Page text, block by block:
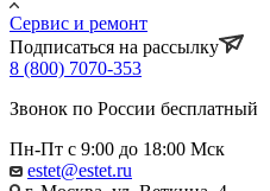
Сервис и ремонт
Подписаться на рассылку
8 (800) 7070-353
Звонок по России бесплатный
Пн-Пт с 9:00 до 18:00 Мск
estet@estet.ru